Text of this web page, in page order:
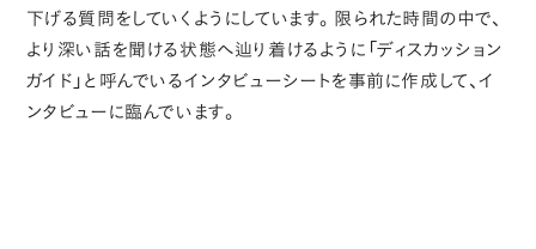
下げる質問をしていくようにしています。限られた時間の中で、
より深い話を聞ける状態へ辿り着けるように「ディスカッション
ガイド」と呼んでいるインタビューシートを事前に作成して、イ
ンタビューに臨んでいます。